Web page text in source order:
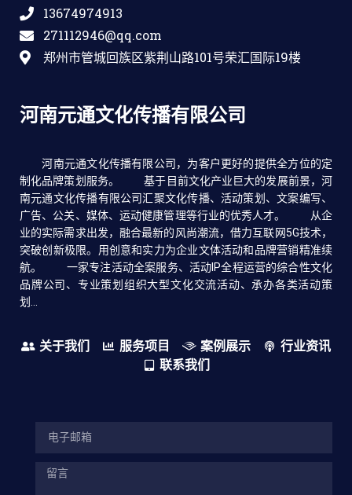
13674974913
271112946@qq.com
郑州市管城回族区紫荆山路101号荣汇国际19楼
河南元通文化传播有限公司
河南元通文化传播有限公司，为客户更好的提供全方位的定
制化品牌策划服务。 基于目前文化产业巨大的发展前景，河
南元通文化传播有限公司汇聚文化传播、活动策划、文案编写、
广告、公关、媒体、运动健康管理等行业的优秀人才。 从企
业的实际需求出发，融合最新的风尚潮流，借力互联网5G技术，
突破创新极限。用创意和实力为企业文体活动和品牌营销精准续
航。 一家专注活动全案服务、活动IP全程运营的综合性文化
品牌公司、专业策划组织大型文化交流活动、承办各类活动策
划...
关于我们 服务项目 案例展示
行业资讯
联系我们